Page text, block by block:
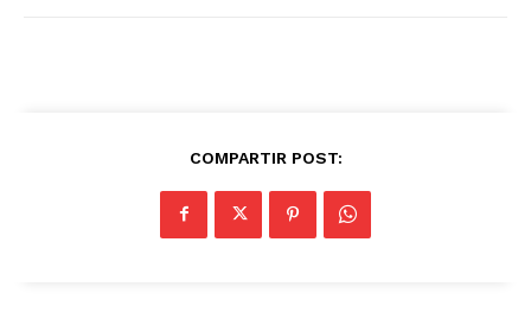
COMPARTIR POST: